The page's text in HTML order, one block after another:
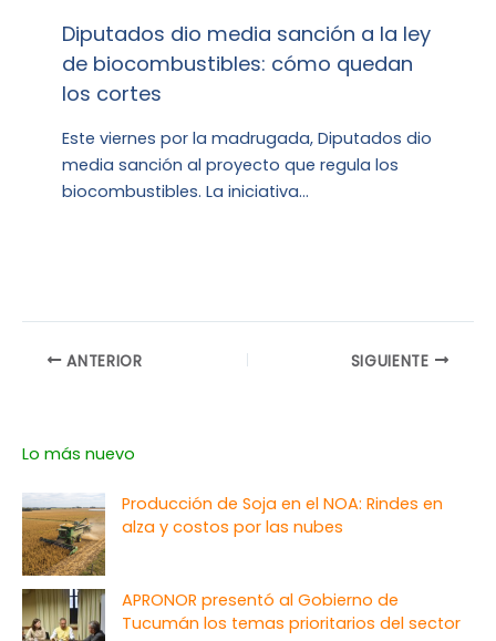
Diputados dio media sanción a la ley
de biocombustibles: cómo quedan
los cortes
Este viernes por la madrugada, Diputados dio
media sanción al proyecto que regula los
biocombustibles. La iniciativa…
ANTERIOR SIGUIENTE
Lo más nuevo
Producción de Soja en el NOA: Rindes en
alza y costos por las nubes
APRONOR presentó al Gobierno de
Tucumán los temas prioritarios del sector